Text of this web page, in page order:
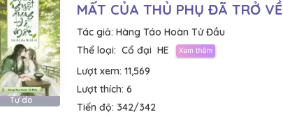
Tự do
MẤT CỦA THỦ PHỤ ĐÃ TRỞ VỀ
Tác giả: Hàng Táo Hoàn Tử Đầu
Thể loại: Cổ đại HE
Lượt xem: 11,569
Lượt thích: 6
Tiến độ: 342/342